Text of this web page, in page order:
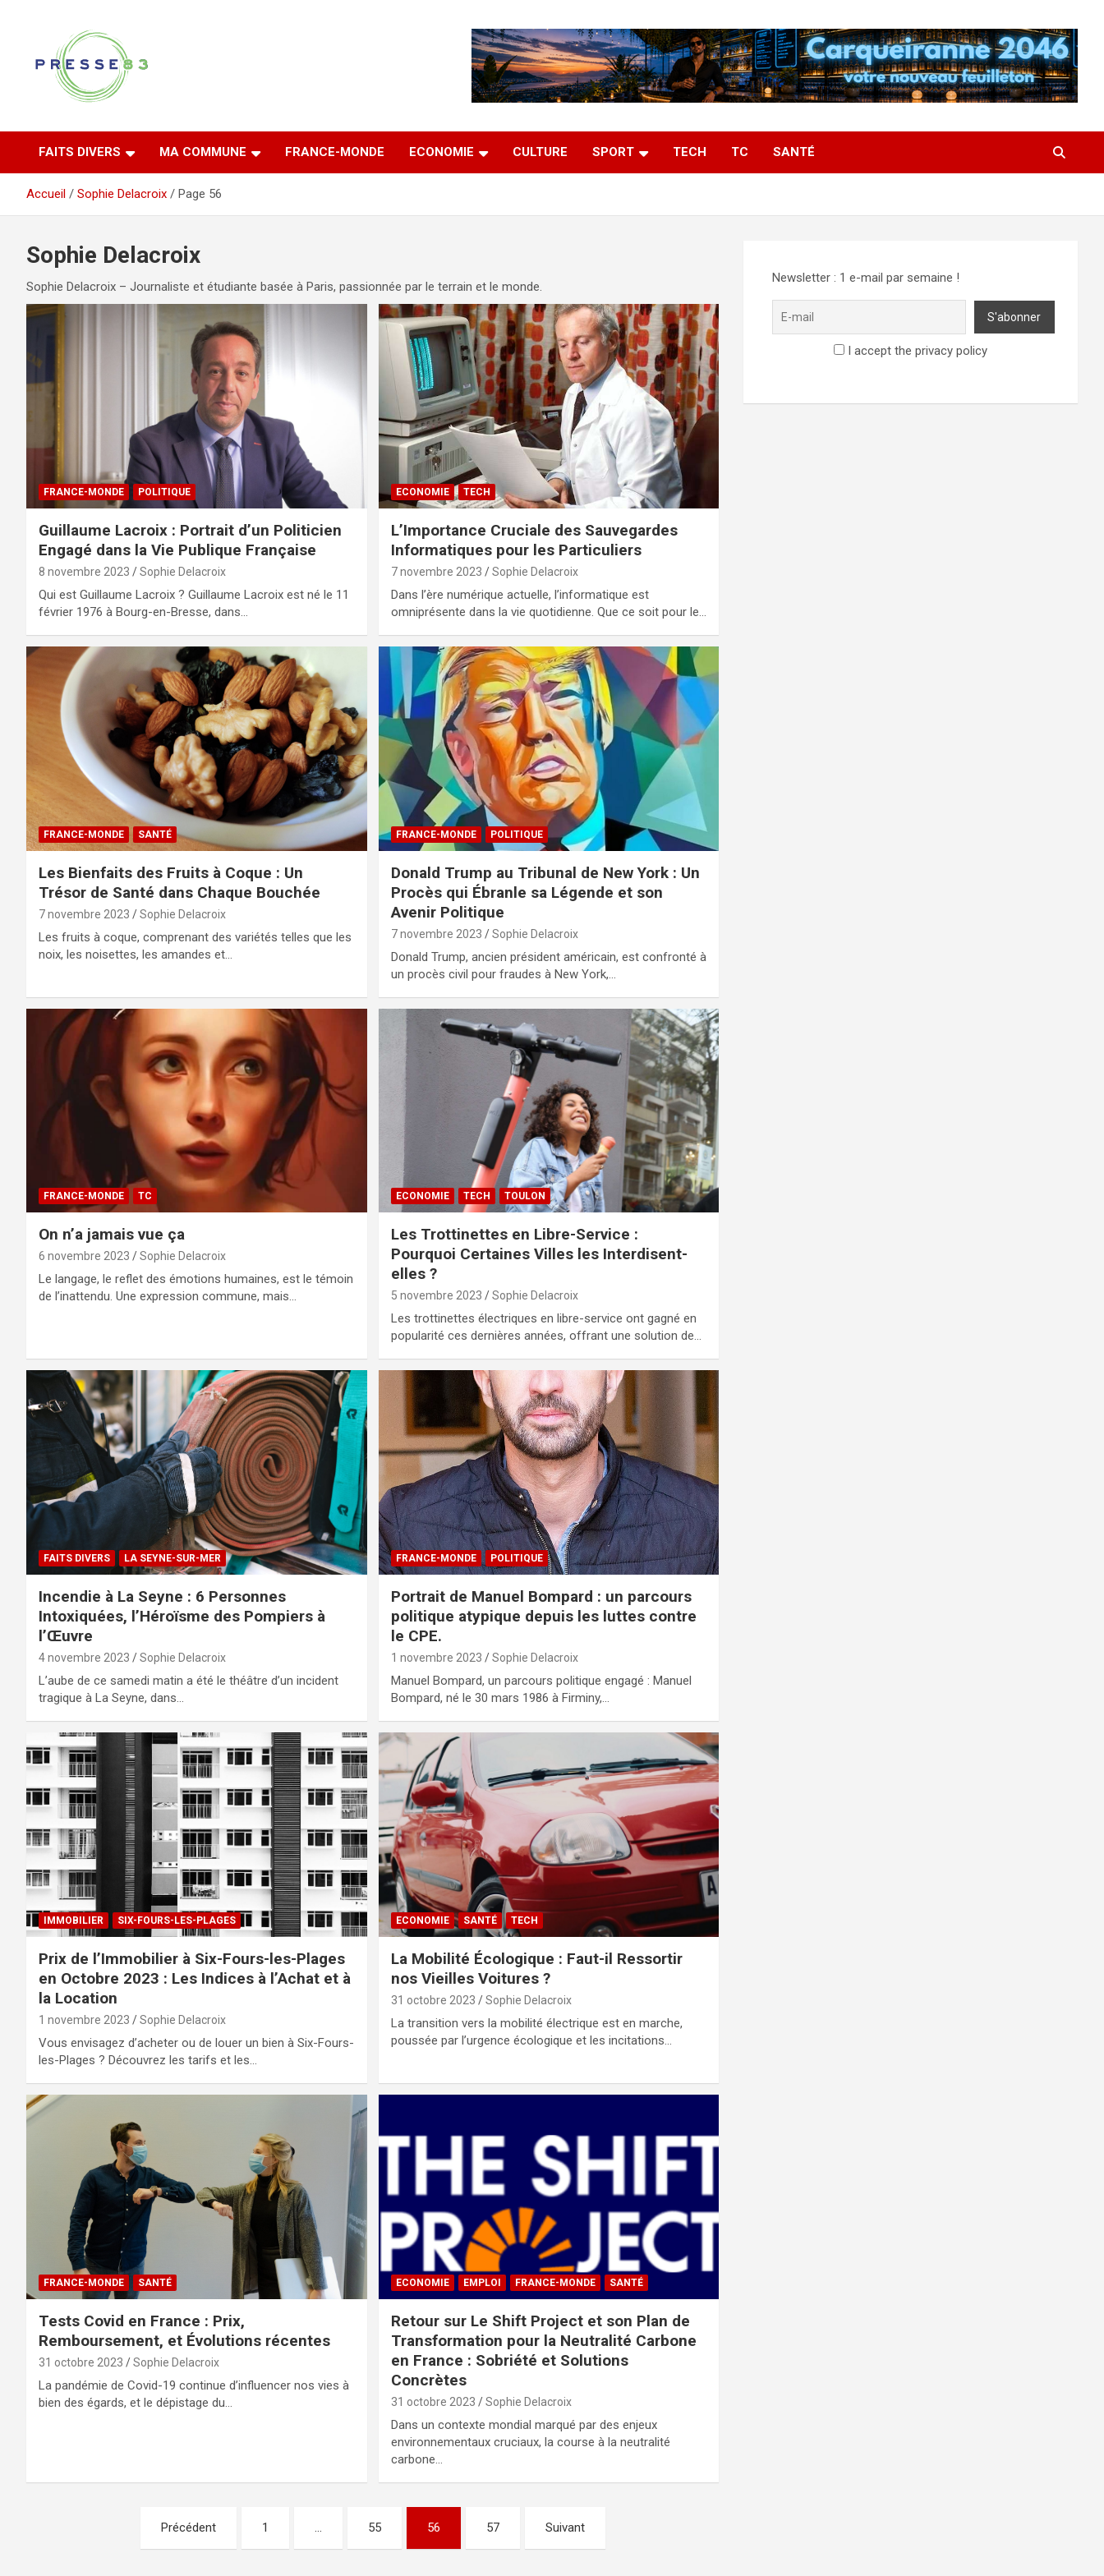
Presse 83
FAITS DIVERS MA COMMUNE FRANCE-MONDE ECONOMIE CULTURE SPORT TECH TC SANTÉ
Accueil Sophie Delacroix Page 56
Sophie Delacroix
Sophie Delacroix – Journaliste et étudiante basée à Paris, passionnée par le terrain et le monde.
FRANCE-MONDE POLITIQUE
Guillaume Lacroix : Portrait d’un Politicien
Engagé dans la Vie Publique Française
8 novembre 2023 Sophie Delacroix
Qui est Guillaume Lacroix ? Guillaume Lacroix est né le 11
février 1976 à Bourg-en-Bresse, dans…
ECONOMIE TECH
L’Importance Cruciale des Sauvegardes
Informatiques pour les Particuliers
7 novembre 2023 Sophie Delacroix
Dans l’ère numérique actuelle, l’informatique est
omniprésente dans la vie quotidienne. Que ce soit pour le…
FRANCE-MONDE SANTÉ
Les Bienfaits des Fruits à Coque : Un
Trésor de Santé dans Chaque Bouchée
7 novembre 2023 Sophie Delacroix
Les fruits à coque, comprenant des variétés telles que les
noix, les noisettes, les amandes et…
FRANCE-MONDE POLITIQUE
Donald Trump au Tribunal de New York : Un
Procès qui Ébranle sa Légende et son
Avenir Politique
7 novembre 2023 Sophie Delacroix
Donald Trump, ancien président américain, est confronté à
un procès civil pour fraudes à New York,…
FRANCE-MONDE TC
On n’a jamais vue ça
6 novembre 2023 Sophie Delacroix
Le langage, le reflet des émotions humaines, est le témoin
de l’inattendu. Une expression commune, mais…
ECONOMIE TECH TOULON
Les Trottinettes en Libre-Service :
Pourquoi Certaines Villes les Interdisent-
elles ?
5 novembre 2023 Sophie Delacroix
Les trottinettes électriques en libre-service ont gagné en
popularité ces dernières années, offrant une solution de…
FAITS DIVERS LA SEYNE-SUR-MER
Incendie à La Seyne : 6 Personnes
Intoxiquées, l’Héroïsme des Pompiers à
l’Œuvre
4 novembre 2023 Sophie Delacroix
L’aube de ce samedi matin a été le théâtre d’un incident
tragique à La Seyne, dans…
FRANCE-MONDE POLITIQUE
Portrait de Manuel Bompard : un parcours
politique atypique depuis les luttes contre
le CPE.
1 novembre 2023 Sophie Delacroix
Manuel Bompard, un parcours politique engagé : Manuel
Bompard, né le 30 mars 1986 à Firminy,…
IMMOBILIER SIX-FOURS-LES-PLAGES
Prix de l’Immobilier à Six-Fours-les-Plages
en Octobre 2023 : Les Indices à l’Achat et à
la Location
1 novembre 2023 Sophie Delacroix
Vous envisagez d’acheter ou de louer un bien à Six-Fours-
les-Plages ? Découvrez les tarifs et les…
ECONOMIE SANTÉ TECH
La Mobilité Écologique : Faut-il Ressortir
nos Vieilles Voitures ?
31 octobre 2023 Sophie Delacroix
La transition vers la mobilité électrique est en marche,
poussée par l’urgence écologique et les incitations…
FRANCE-MONDE SANTÉ
Tests Covid en France : Prix,
Remboursement, et Évolutions récentes
31 octobre 2023 Sophie Delacroix
La pandémie de Covid-19 continue d’influencer nos vies à
bien des égards, et le dépistage du…
ECONOMIE EMPLOI FRANCE-MONDE SANTÉ
Retour sur Le Shift Project et son Plan de
Transformation pour la Neutralité Carbone
en France : Sobriété et Solutions
Concrètes
31 octobre 2023 Sophie Delacroix
Dans un contexte mondial marqué par des enjeux
environnementaux cruciaux, la course à la neutralité
carbone…
Précédent 1 … 55 56 57 Suivant
Newsletter : 1 e-mail par semaine !
I accept the privacy policy